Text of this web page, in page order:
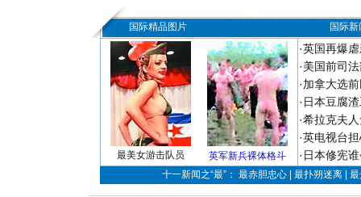
国际精品图片 国际
最美女游击队员 英军新兵裸体格斗
·英国再爆
·美国前司
·加拿大选
· 日本豆腐
·希拉克夫
·英电视台
· 日本修宪
十一新闻之“最”： 最赤胆忠心 | 最扑朔迷离 |